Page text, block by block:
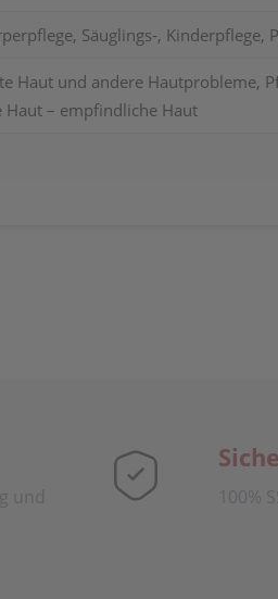
Säuglings-, Kinderpflege,
Haut und andere Hautprobleme,
Haut – empfindliche Haut
und
100%